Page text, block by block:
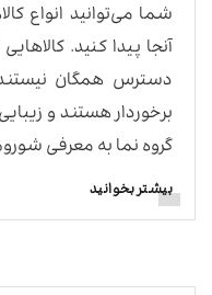
شما می‌توانید انواع
آنجا پیدا کنید.
دسترس همگان
برخوردار هستند و
گروه نما به معرفی
بیشتر بخوانید